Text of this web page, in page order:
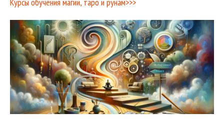
Курсы обучения магии, таро и рунам>>>